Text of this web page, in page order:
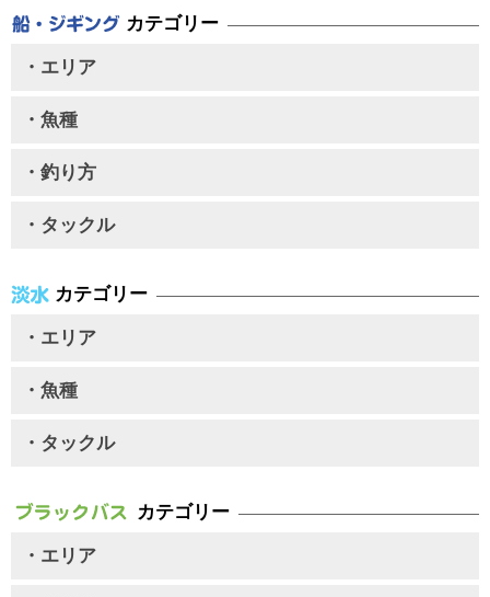
カテゴリー
・エリア
・魚種
・釣り方
・タックル
カテゴリー
・エリア
・魚種
・タックル
カテゴリー
・エリア